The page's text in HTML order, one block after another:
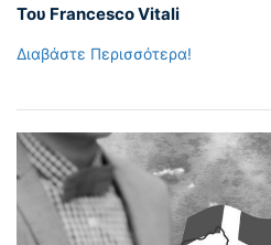
Του Francesco Vitali
Διαβάστε Περισσότερα!